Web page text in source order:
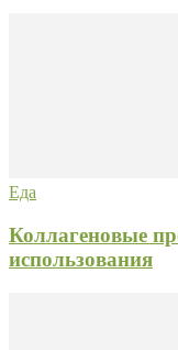
Еда
Коллагеновые
использования